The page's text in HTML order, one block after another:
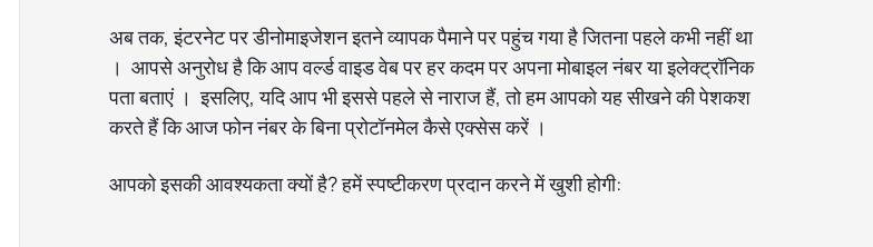
अब तक, इंटरनेट पर डीनोमाइजेशन इतने व्यापक पैमाने पर पहुंच गया है जितना पहले कभी नहीं था
। आपसे अनुरोध है कि आप वर्ल्ड वाइड वेब पर हर कदम पर अपना मोबाइल नंबर या इलेक्ट्रॉनिक
पता बताएं । इसलिए, यदि आप भी इससे पहले से नाराज हैं, तो हम आपको यह सीखने की पेशकश
करते हैं कि आज फोन नंबर के बिना प्रोटॉनमेल कैसे एक्सेस करें ।
आपको इसकी आवश्यकता क्यों है? हमें स्पष्टीकरण प्रदान करने में खुशी होगी: